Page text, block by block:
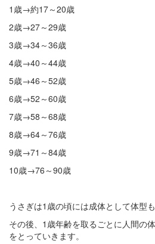
1歳→約17～20歳
2歳→27～29歳
3歳→34～36歳
4歳→40～44歳
5歳→46～52歳
6歳→52～60歳
7歳→58～68歳
8歳→64～76歳
9歳→71～84歳
10歳→76～90歳
うさぎは1歳の頃には成体として体型
その後、1歳年齢を取るごとに人間の
をとっていきます。